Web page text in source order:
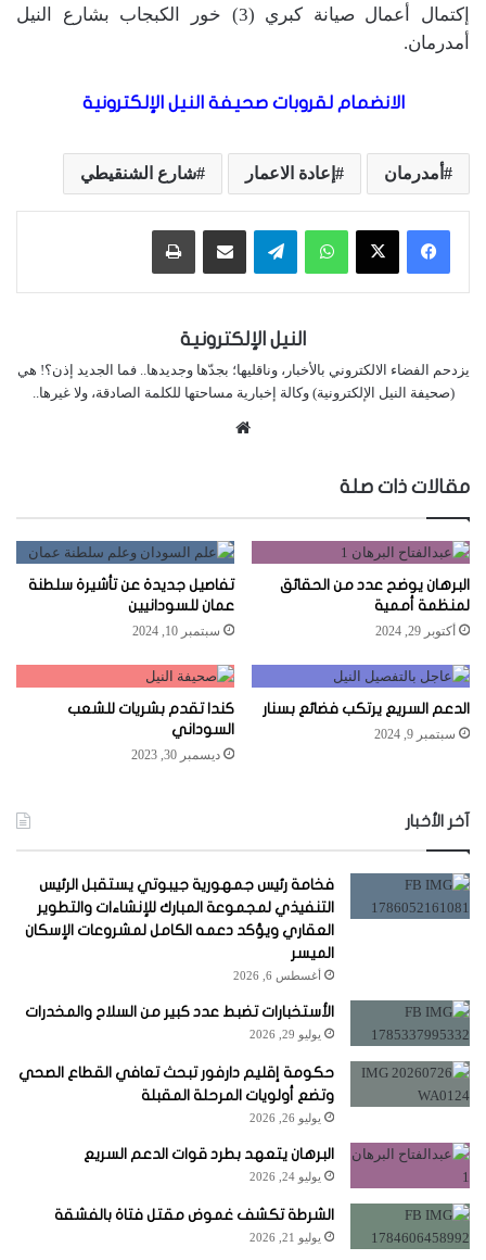
إكتمال أعمال صيانة كبري (3) خور الكبجاب بشارع النيل
أمدرمان.
الانضمام لقروبات صحيفة النيل الإلكترونية
أمدرمان إعادة الاعمار شارع الشنقيطي
واتساب تيلقرام مشاركة عبر البريد طباعة
النيل الإلكترونية
يزدحم الفضاء الالكتروني بالأخبار، وناقليها؛ بجدّها وجديدها.. فما الجديد إذن؟! هي
(صحيفة النيل الإلكترونية) وكالة إخبارية مساحتها للكلمة الصادقة، ولا غيرها..
مقالات ذات صلة
البرهان يوضح عدد من الحقائق
لمنظمة أممية
أكتوبر 29, 2024
تفاصيل جديدة عن تأشيرة سلطنة
عمان للسودانيين
سبتمبر 10, 2024
الدعم السريع يرتكب فضائع بسنار
سبتمبر 9, 2024
كندا تقدم بشريات للشعب
السوداني
ديسمبر 30, 2023
آخر الأخبار
فخامة رئيس جمهورية جيبوتي يستقبل الرئيس
التنفيذي لمجموعة المبارك للإنشاءات والتطوير
العقاري ويؤكد دعمه الكامل لمشروعات الإسكان
الميسر
أغسطس 6, 2026
الأستخبارات تضبط عدد كبير من السلاح والمخدرات
يوليو 29, 2026
حكومة إقليم دارفور تبحث تعافي القطاع الصحي
وتضع أولويات المرحلة المقبلة
يوليو 26, 2026
البرهان يتعهد بطرد قوات الدعم السريع
يوليو 24, 2026
الشرطة تكشف غموض مقتل فتاة بالفشقة
يوليو 21, 2026